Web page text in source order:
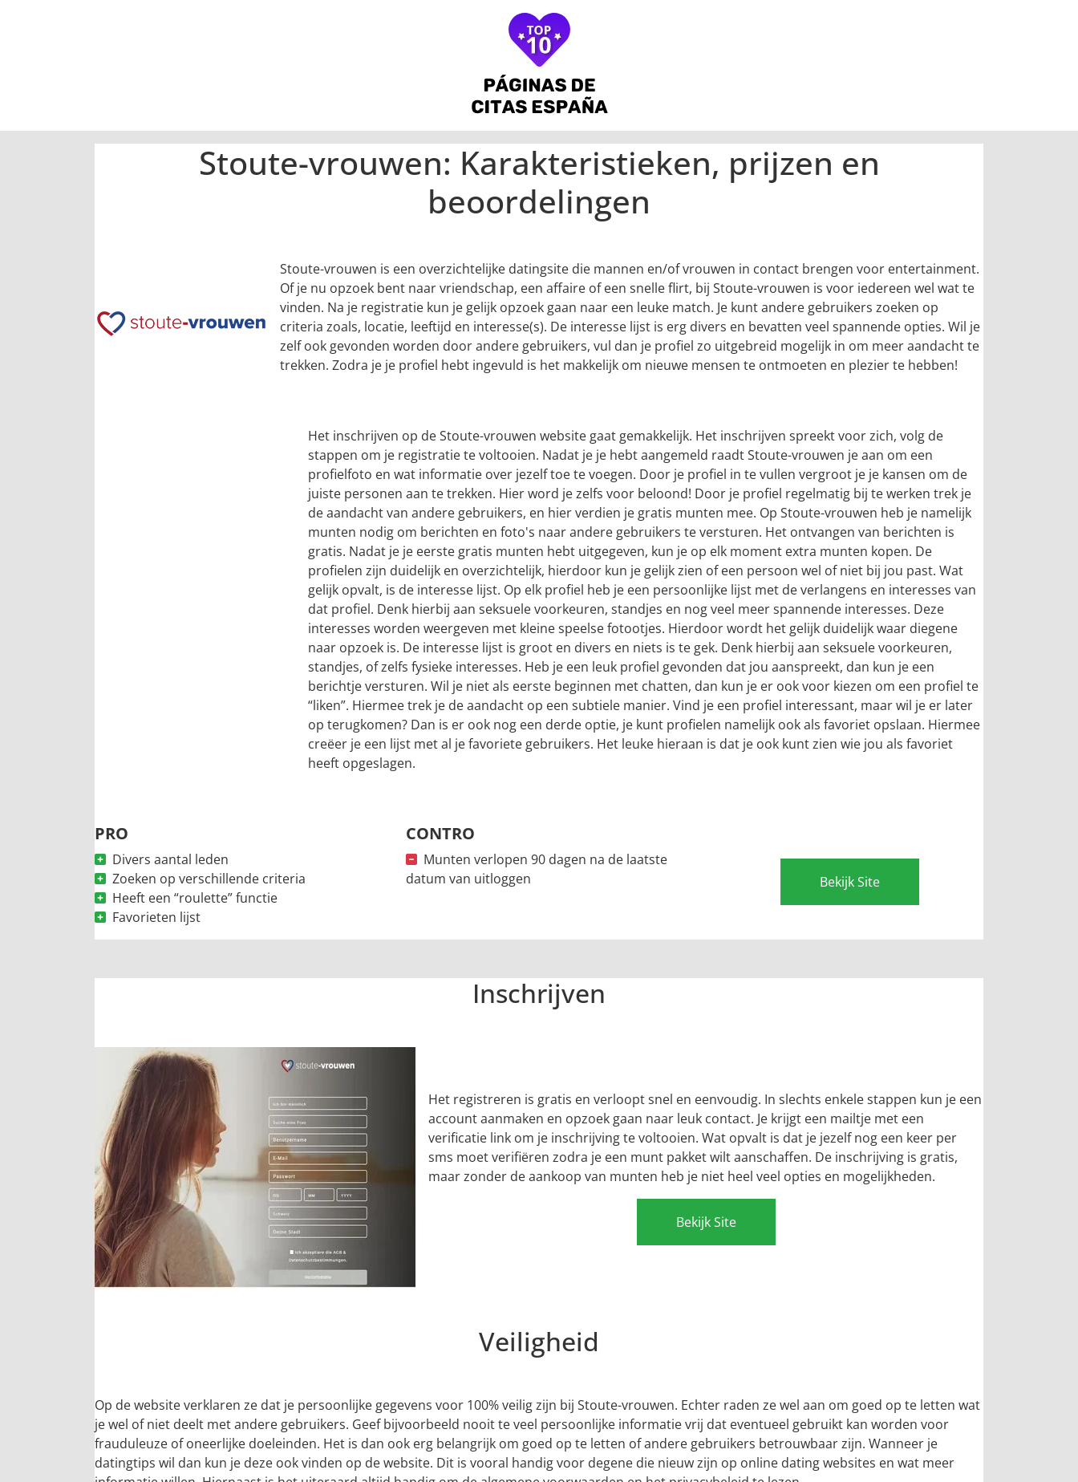
Stoute-vrouwen: Karakteristieken, prijzen en
beoordelingen
Stoute-vrouwen is een overzichtelijke datingsite die mannen en/of vrouwen in contact brengen voor entertainment.
Of je nu opzoek bent naar vriendschap, een affaire of een snelle flirt, bij Stoute-vrouwen is voor iedereen wel wat te
vinden. Na je registratie kun je gelijk opzoek gaan naar een leuke match. Je kunt andere gebruikers zoeken op
criteria zoals, locatie, leeftijd en interesse(s). De interesse lijst is erg divers en bevatten veel spannende opties. Wil je
zelf ook gevonden worden door andere gebruikers, vul dan je profiel zo uitgebreid mogelijk in om meer aandacht te
trekken. Zodra je je profiel hebt ingevuld is het makkelijk om nieuwe mensen te ontmoeten en plezier te hebben!
Het inschrijven op de Stoute-vrouwen website gaat gemakkelijk. Het inschrijven spreekt voor zich, volg de
stappen om je registratie te voltooien. Nadat je je hebt aangemeld raadt Stoute-vrouwen je aan om een
profielfoto en wat informatie over jezelf toe te voegen. Door je profiel in te vullen vergroot je je kansen om de
juiste personen aan te trekken. Hier word je zelfs voor beloond! Door je profiel regelmatig bij te werken trek je
de aandacht van andere gebruikers, en hier verdien je gratis munten mee. Op Stoute-vrouwen heb je namelijk
munten nodig om berichten en foto's naar andere gebruikers te versturen. Het ontvangen van berichten is
gratis. Nadat je je eerste gratis munten hebt uitgegeven, kun je op elk moment extra munten kopen. De
profielen zijn duidelijk en overzichtelijk, hierdoor kun je gelijk zien of een persoon wel of niet bij jou past. Wat
gelijk opvalt, is de interesse lijst. Op elk profiel heb je een persoonlijke lijst met de verlangens en interesses van
dat profiel. Denk hierbij aan seksuele voorkeuren, standjes en nog veel meer spannende interesses. Deze
interesses worden weergeven met kleine speelse fotootjes. Hierdoor wordt het gelijk duidelijk waar diegene
naar opzoek is. De interesse lijst is groot en divers en niets is te gek. Denk hierbij aan seksuele voorkeuren,
standjes, of zelfs fysieke interesses. Heb je een leuk profiel gevonden dat jou aanspreekt, dan kun je een
berichtje versturen. Wil je niet als eerste beginnen met chatten, dan kun je er ook voor kiezen om een profiel te
“liken”. Hiermee trek je de aandacht op een subtiele manier. Vind je een profiel interessant, maar wil je er later
op terugkomen? Dan is er ook nog een derde optie, je kunt profielen namelijk ook als favoriet opslaan. Hiermee
creëer je een lijst met al je favoriete gebruikers. Het leuke hieraan is dat je ook kunt zien wie jou als favoriet
heeft opgeslagen.
PRO
Divers aantal leden
Zoeken op verschillende criteria
Heeft een “roulette” functie
Favorieten lijst
CONTRO
Munten verlopen 90 dagen na de laatste
datum van uitloggen
Bekijk Site
Inschrijven
Het registreren is gratis en verloopt snel en eenvoudig. In slechts enkele stappen kun je een
account aanmaken en opzoek gaan naar leuk contact. Je krijgt een mailtje met een
verificatie link om je inschrijving te voltooien. Wat opvalt is dat je jezelf nog een keer per
sms moet verifiëren zodra je een munt pakket wilt aanschaffen. De inschrijving is gratis,
maar zonder de aankoop van munten heb je niet heel veel opties en mogelijkheden.
Bekijk Site
Veiligheid
Op de website verklaren ze dat je persoonlijke gegevens voor 100% veilig zijn bij Stoute-vrouwen. Echter raden ze wel aan om goed op te letten wat
je wel of niet deelt met andere gebruikers. Geef bijvoorbeeld nooit te veel persoonlijke informatie vrij dat eventueel gebruikt kan worden voor
frauduleuze of oneerlijke doeleinden. Het is dan ook erg belangrijk om goed op te letten of andere gebruikers betrouwbaar zijn. Wanneer je
datingtips wil dan kun je deze ook vinden op de website. Dit is vooral handig voor degene die nieuw zijn op online dating websites en wat meer